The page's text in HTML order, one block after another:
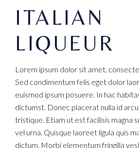
ITALIAN
LIQUEUR
Lorem ipsum dolor sit amet,
Sed condimentum felis eget dolor
euismod ipsum posuere. In hac
dictumst. Donec placerat nulla id
tristique. Etiam ut est facilisis magna
vel urna. Quisque laoreet ligula quis
dictum. Morbi elementum fringilla